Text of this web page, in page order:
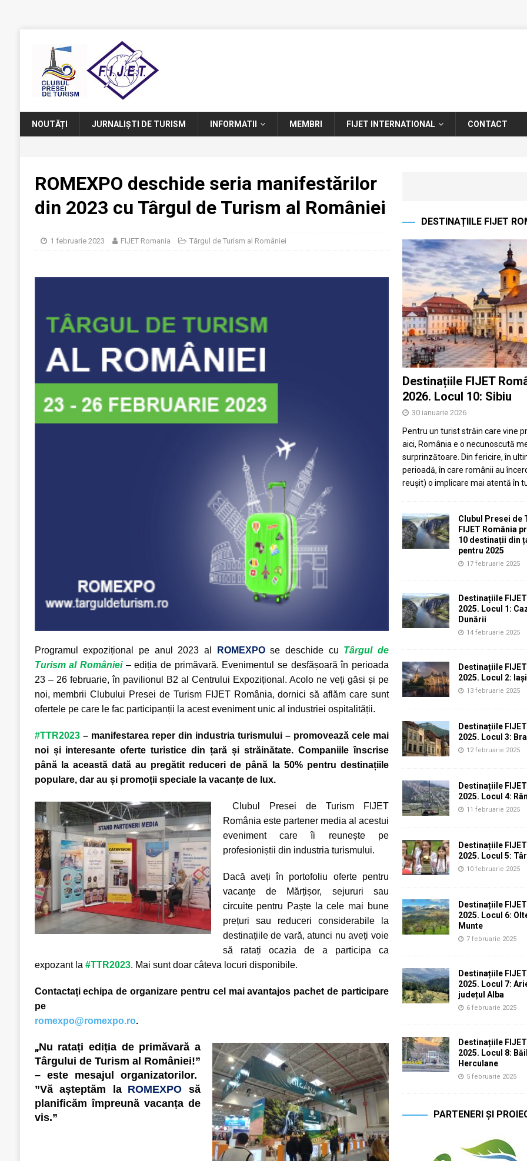
NOUTĂȚI JURNALIȘTI DE TURISM INFORMATII MEMBRI FIJET INTERNATIONAL CONTACT
ROMEXPO deschide seria manifestărilor
din 2023 cu Târgul de Turism al României
1 februarie 2023 FIJET Romania Tărgul de Turism al României
Programul expozițional pe anul 2023 al ROMEXPOse deschide cu Târgul de
Turism al României – ediția de primăvară. Evenimentul se desfășoară în perioada
23 – 26 februarie, în pavilionul B2 al Centrului Expozițional. Acolo ne veți găsi și pe
noi, membrii Clubului Presei de Turism FIJET România, dornici să aflăm care sunt
ofertele pe care le fac participanții la acest eveniment unic al industriei ospitalității.
#TTR2023 – manifestarea reper din industria turismului – promovează cele mai
noi și interesante oferte turistice din țară și străinătate. Companiile înscrise
până la această dată au pregătit reduceri de până la 50% pentru destinațiile
populare, dar au și promoții speciale la vacanțe de lux.
Clubul Presei de Turism FIJET
România este partener media al acestui
eveniment care îi reunește pe
profesioniștii din industria turismului.
Dacă aveți în portofoliu oferte pentru
vacanțe de Mărțișor, sejururi sau
circuite pentru Paște la cele mai bune
prețuri sau reduceri considerabile la
destinațiile de vară, atunci nu aveți voie
să ratați ocazia de a participa ca
expozant la #TTR2023. Mai sunt doar câteva locuri disponibile.
Contactațiechipa de organizare pentru cel mai avantajos pachet de participare
pe
romexpo@romexpo.ro.
„Nu ratați ediția de primăvară a
Târgului de Turism al României!”
– este mesajul organizatorilor.
”Vă așteptăm la ROMEXPO să
planificăm împreună vacanța de
vis.”
DESTINAȚIILE FIJET
Destinațiile FIJET
2026. Locul 10: Sibiu
30 ianuarie 2026
Pentru un turist străin care vine
aici, România e o necunoscută
surprinzătoare. Din fericire, în
perioadă, în care românii au
reușit) o implicare mai atentă în
Clubul Presei de
FIJET România
10 destinații din
pentru 2025
17 februarie 2025
Destinațiile
2025. Locul 1:
Dunării
14 februarie 2025
Destinațiile
2025. Locul 2: Iași
13 februarie 2025
Destinațiile
2025. Locul 3:
12 februarie 2025
Destinațiile
2025. Locul 4:
11 februarie 2025
Destinațiile
2025. Locul 5:
10 februarie 2025
Destinațiile
2025. Locul 6:
Munte
7 februarie 2025
Destinațiile
2025. Locul 7:
județul Alba
6 februarie 2025
Destinațiile
2025. Locul 8:
Herculane
5 februarie 2025
PARTENERI ȘI